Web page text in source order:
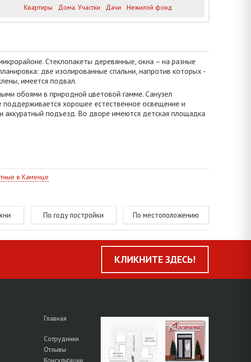
Квартиры Дома. Участки Дачи Нежилой фонд
Стеклопакеты деревянные, окна – на разные
две изолированные спальни, напротив которых -
имеется подвал.
обоями в природной цветовой гамме. Санузел
поддерживается хорошее естественное освещение и
подъезд. Во дворе имеются детская площадка
в Каменце
По году постройки По местоположению
КЛИКНИТЕ ЗДЕСЬ!
Главная
Сотрудники
Отзывы
Консультации